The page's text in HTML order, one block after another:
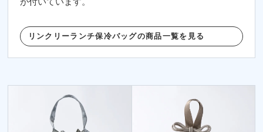
リンクリーランチ保冷バッグの商品一覧を見る